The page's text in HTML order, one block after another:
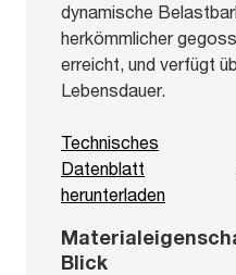
dynamische
herkömmlicher
erreicht, und verfügt
Lebensdauer.
Blick
Technisches
Datenblatt
herunterladen